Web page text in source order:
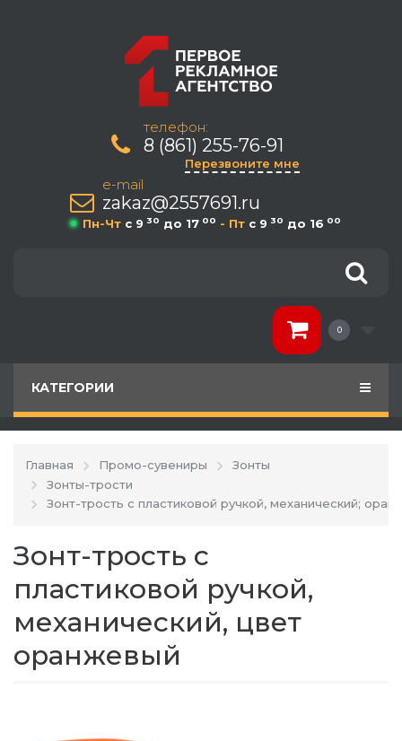
телефон:
8 (861) 255-76-91
Перезвоните мне
e-mail
zakaz@2557691.ru
Пн-Чт c 9 30 до 17 00 - Пт c 9 30 до 16 00
0
КАТЕГОРИИ
Главная Промо-сувениры
Зонты
Зонты-трости
Зонт-трость с пластиковой ручкой, механический;
Зонт-трость с
пластиковой ручкой,
механический, цвет
оранжевый